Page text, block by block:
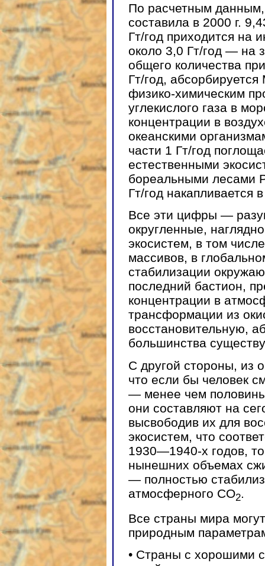
По расчетным
составила в 2000 г.
Гт/год приходится на
около 3,0 Гт/год — на
общего количества
Гт/год,
физико-химическим
углекислого газа в
концентрации в
океанскими
части 1 Гт/год
естественными
бореальными лесами
Гт/год накапливается
Все эти цифры —
округленные,
экосистем, в том
массивов, в
стабилизации
последний бастион,
концентрации в
трансформации из
восстановительную,
большинства
С другой стороны, из
что если бы человек
— менее чем
они составляют на
высвободив их для
экосистем, что
1930—1940-х годов,
нынешних объемах
— полностью
атмосферного СО2.
Все страны мира
природным
• Страны с хорошими